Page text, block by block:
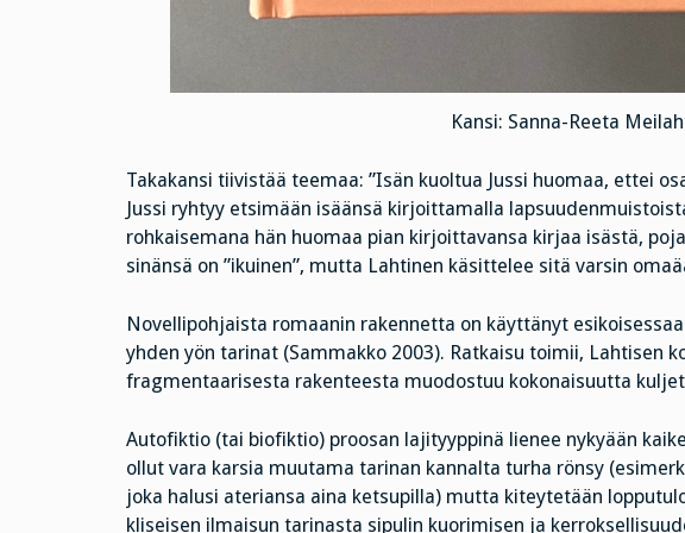
Kansi: Sanna-Reeta
Takakansi tiivistää teemaa: ”Isän kuoltua Jussi huomaa, ettei
Jussi ryhtyy etsimään isäänsä kirjoittamalla
rohkaisemana hän huomaa pian kirjoittavansa kirjaa isästä,
sinänsä on ”ikuinen”, mutta Lahtinen käsittelee sitä varsin
Novellipohjaista romaanin rakennetta on käyttänyt
yhden yön tarinat (Sammakko 2003). Ratkaisu toimii, Lahtisen
fragmentaarisesta rakenteesta muodostuu kokonaisuutta
Autofiktio (tai biofiktio) proosan lajityyppinä lienee nykyään
ollut vara karsia muutama tarinan kannalta turha rönsy
joka halusi ateriansa aina ketsupilla) mutta kiteytetään
kliseisen ilmaisun tarinasta sipulin kuorimisen ja